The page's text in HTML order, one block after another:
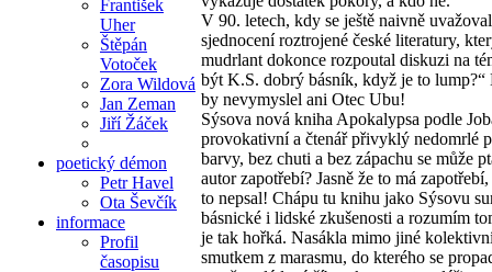
František
Uher
Štěpán
Votoček
Zora Wildová
Jan Zeman
Jiří Žáček
poetický démon
Petr Havel
Ota Ševčík
informace
Profil
časopisu
V 90. letech, kdy se ještě naivně
sjednocení roztrojené české literatury,
mudrlant dokonce rozpoutal diskuzi na
být K.S. dobrý básník, když je to lump?“
by nevymyslel ani Otec Ubu!
Sýsova nová kniha Apokalypsa podle
provokativní a čtenář přivyklý nedomrlé
barvy, bez chuti a bez zápachu se může
autor zapotřebí? Jasně že to má
to nepsal! Chápu tu knihu jako Sýsovu
básnické i lidské zkušenosti a rozumím
je tak hořká. Nasákla mimo jiné
smutkem z marasmu, do kterého se